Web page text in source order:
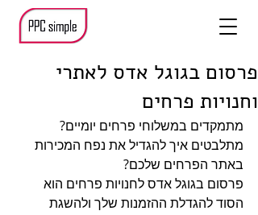
פרסום בגוגל אדס לאתרי
וחנויות פרחים
מתמקדים במשלוחי פרחים יומיים?
מתלבטים איך להגדיל את נפח המכירות
באתר הפרחים שלכם?
פרסום בגוגל אדס לחנויות פרחים הוא
הסוד להגדלת ההזמנות שלך ולהשגת